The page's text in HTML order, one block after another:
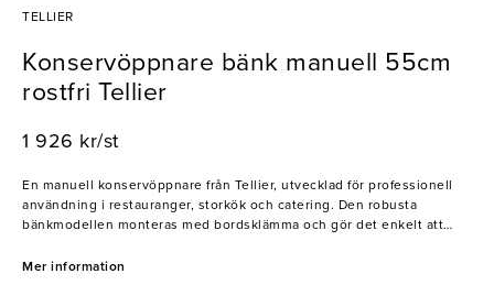
TELLIER
Konservöppnare bänk manuell 55cm
rostfri Tellier
1 926 kr/st
En manuell konservöppnare från Tellier, utvecklad för professionell
användning i restauranger, storkök och catering. Den robusta
bänkmodellen monteras med bordsklämma och gör det enkelt att
Konservöppnaren har ett slitstarkt huvud i komposit, skaft i nickelstål
Mer information